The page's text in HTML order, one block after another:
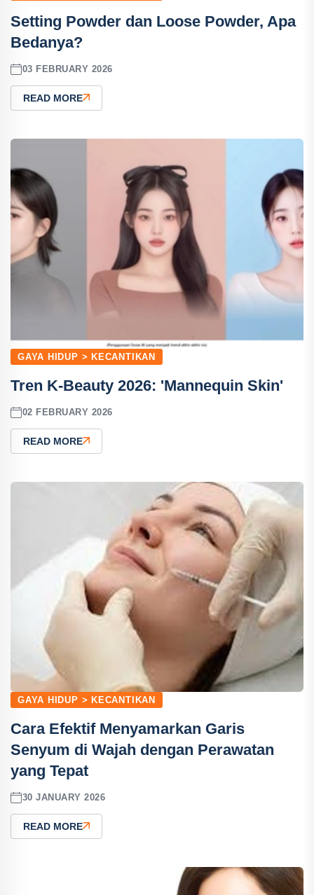
Setting Powder dan Loose Powder, Apa
Bedanya?
03 FEBRUARY 2026
READ MORE
GAYA HIDUP > KECANTIKAN
Tren K-Beauty 2026: 'Mannequin Skin'
02 FEBRUARY 2026
READ MORE
GAYA HIDUP > KECANTIKAN
Cara Efektif Menyamarkan Garis
Senyum di Wajah dengan Perawatan
yang Tepat
30 JANUARY 2026
READ MORE